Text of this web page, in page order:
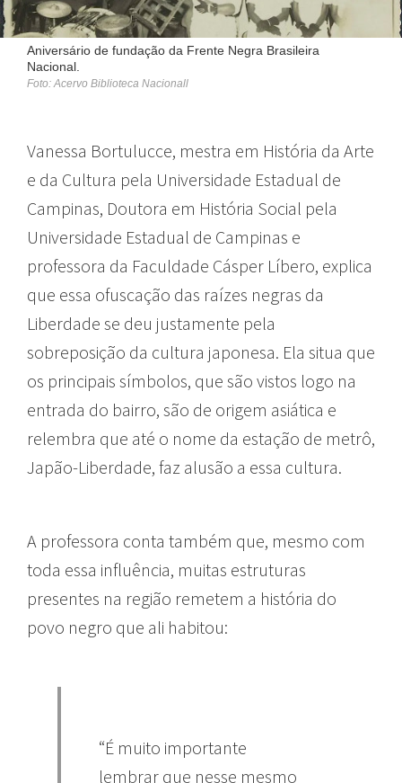
Aniversário de fundação da Frente Negra Brasileira
Nacional.
Foto: Acervo Biblioteca Nacionall
Vanessa Bortulucce, mestra em História da Arte
e da Cultura pela Universidade Estadual de
Campinas, Doutora em História Social pela
Universidade Estadual de Campinas e
professora da Faculdade Cásper Líbero, explica
que essa ofuscação das raízes negras da
Liberdade se deu justamente pela
sobreposição da cultura japonesa. Ela situa que
os principais símbolos, que são vistos logo na
entrada do bairro, são de origem asiática e
relembra que até o nome da estação de metrô,
Japão-Liberdade, faz alusão a essa cultura.
A professora conta também que, mesmo com
toda essa influência, muitas estruturas
presentes na região remetem a história do
povo negro que ali habitou:
“É muito importante
lembrar que nesse mesmo